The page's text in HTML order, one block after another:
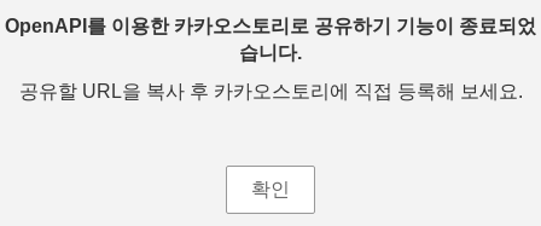
OpenAPI를 이용한 카카오스토리로 공유하기 기능이 종료되었
습니다.
공유할 URL을 복사 후 카카오스토리에 직접 등록해 보세요.
확인